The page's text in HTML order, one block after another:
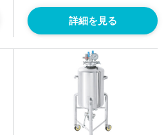
詳細を見る